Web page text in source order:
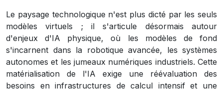
Le paysage technologique n'est plus dicté par les seuls
modèles virtuels ; il s'articule désormais autour
d'enjeux d'IA physique, où les modèles de fond
s'incarnent dans la robotique avancée, les systèmes
autonomes et les jumeaux numériques industriels. Cette
matérialisation de l'IA exige une réévaluation des
besoins en infrastructures de calcul intensif et une